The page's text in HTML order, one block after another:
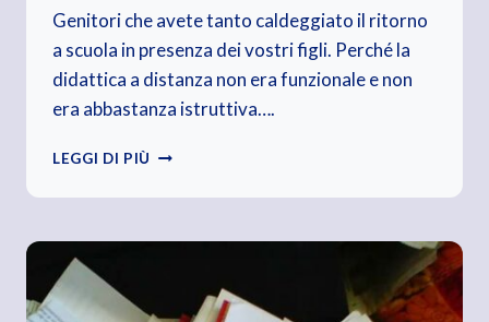
Genitori che avete tanto caldeggiato il ritorno
a scuola in presenza dei vostri figli. Perché la
didattica a distanza non era funzionale e non
era abbastanza istruttiva….
LEGGI DI PIÙ SONO
IN
CELLULARE
E